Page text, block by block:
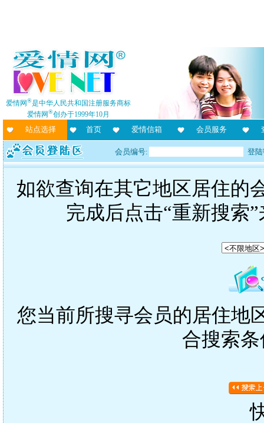
爱情网®是中华人民共和国注册服务商标
爱情网®创办于1999年10月
站点选择 首页 爱情信箱 会员服务
会员编号: 登
如欲查询在其它地区居住的
完成后点击“重新搜索
您当前所搜寻会员的居住地
合搜索